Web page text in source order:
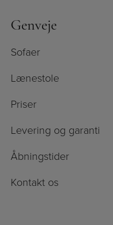
Genveje
Sofaer
Lænestole
Priser
Levering og garanti
Åbningstider
Kontakt os